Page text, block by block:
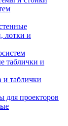
лотки и
таблички и
и таблички
для проекторов